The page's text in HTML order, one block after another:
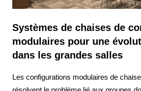
Systèmes de chaises de
modulaires pour une
dans les grandes salles
Les configurations modulaires de